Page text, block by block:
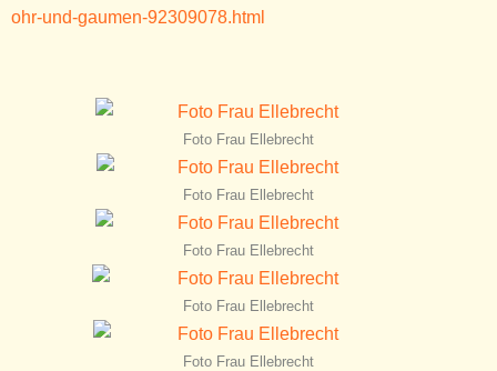
ohr-und-gaumen-92309078.html
Foto Frau Ellebrecht
Foto Frau Ellebrecht
Foto Frau Ellebrecht
Foto Frau Ellebrecht
Foto Frau Ellebrecht